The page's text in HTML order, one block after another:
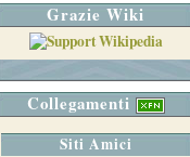
Grazie Wiki
Collegamenti
Siti Amici